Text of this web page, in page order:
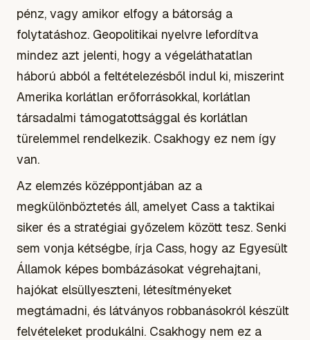
pénz, vagy amikor elfogy a bátorság a
folytatáshoz. Geopolitikai nyelvre lefordítva
mindez azt jelenti, hogy a végeláthatatlan
háború abból a feltételezésből indul ki, miszerint
Amerika korlátlan erőforrásokkal, korlátlan
társadalmi támogatottsággal és korlátlan
türelemmel rendelkezik. Csakhogy ez nem így
van.
Az elemzés középpontjában az a
megkülönböztetés áll, amelyet Cass a taktikai
siker és a stratégiai győzelem között tesz. Senki
sem vonja kétségbe, írja Cass, hogy az Egyesült
Államok képes bombázásokat végrehajtani,
hajókat elsüllyeszteni, létesítményeket
megtámadni, és látványos robbanásokról készült
felvételeket produkálni. Csakhogy nem ez a